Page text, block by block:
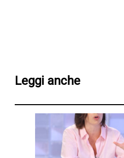
Leggi anche